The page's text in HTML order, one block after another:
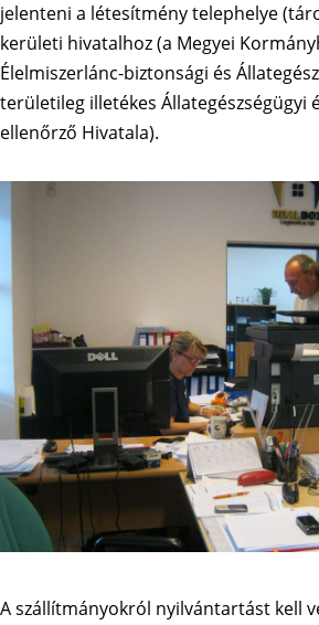
jelenteni a létesítmény telephelye
kerületi hivatalhoz (a Megyei
Élelmiszerlánc-biztonsági és
területileg illetékes Állategészségügyi
ellenőrző Hivatala).
A szállítmányokról nyilvántartást kell